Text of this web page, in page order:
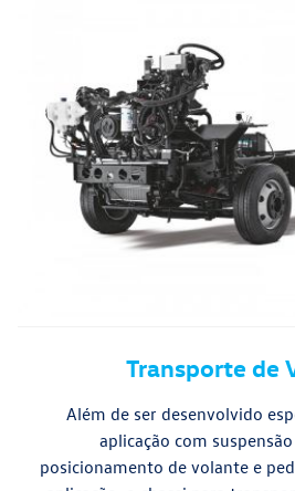
Transporte de
Além de ser desenvolvido
aplicação com
posicionamento de volante e